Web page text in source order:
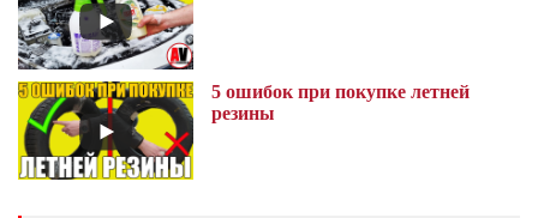
5 ошибок при покупке летней
резины